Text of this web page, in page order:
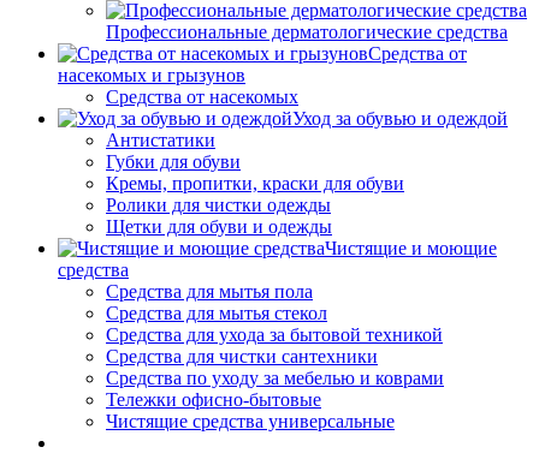
Профессиональные дерматологические средства
Средства от
насекомых и грызунов
Средства от насекомых
Уход за обувью и одеждой
Антистатики
Губки для обуви
Кремы, пропитки, краски для обуви
Ролики для чистки одежды
Щетки для обуви и одежды
Чистящие и моющие
средства
Средства для мытья пола
Средства для мытья стекол
Средства для ухода за бытовой техникой
Средства для чистки сантехники
Средства по уходу за мебелью и коврами
Тележки офисно-бытовые
Чистящие средства универсальные